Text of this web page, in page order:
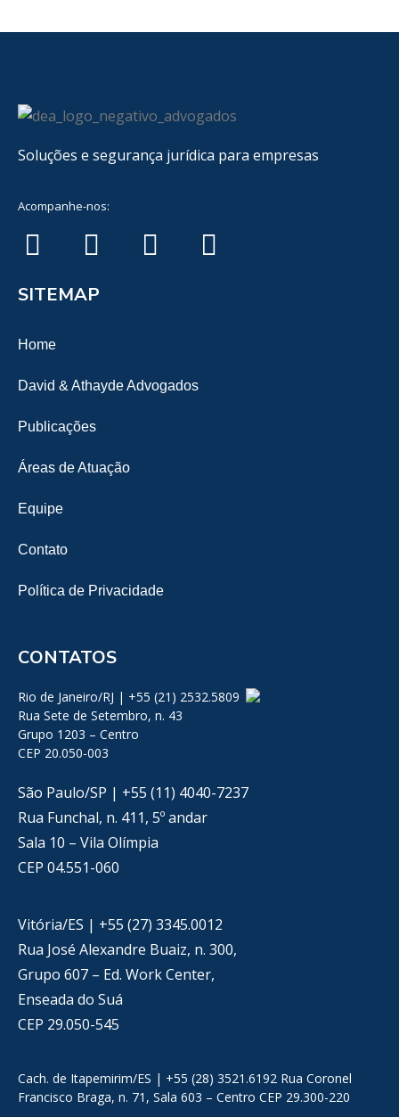
Soluções e segurança jurídica para empresas
Acompanhe-nos:
SITEMAP
Home
David & Athayde Advogados
Publicações
Áreas de Atuação
Equipe
Contato
Política de Privacidade
CONTATOS
Rio de Janeiro/RJ | +55 (21) 2532.5809
Rua Sete de Setembro, n. 43
Grupo 1203 – Centro
CEP 20.050-003
São Paulo/SP | +55 (11) 4040-7237
Rua Funchal, n. 411, 5º andar
Sala 10 – Vila Olímpia
CEP 04.551-060
Vitória/ES | +55 (27) 3345.0012
Rua José Alexandre Buaiz, n. 300,
Grupo 607 – Ed. Work Center,
Enseada do Suá
CEP 29.050-545
Cach. de Itapemirim/ES | +55 (28) 3521.6192 Rua Coronel
Francisco Braga, n. 71, Sala 603 – Centro CEP 29.300-220